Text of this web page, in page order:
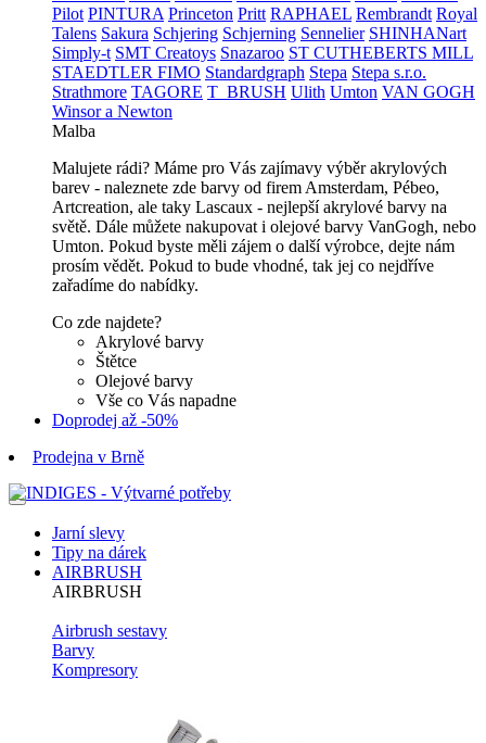
Pilot PINTURA Princeton Pritt RAPHAEL Rembrandt Royal
Talens Sakura Schjering Schjerning Sennelier SHINHANart
Simply-t SMT Creatoys Snazaroo ST CUTHEBERTS MILL
STAEDTLER FIMO Standardgraph Stepa Stepa s.r.o.
Strathmore TAGORE T_BRUSH Ulith Umton VAN GOGH
Winsor a Newton
Malba
Malujete rádi? Máme pro Vás zajímavy výběr akrylových
barev - naleznete zde barvy od firem Amsterdam, Pébeo,
Artcreation, ale taky Lascaux - nejlepší akrylové barvy na
světě. Dále můžete nakupovat i olejové barvy VanGogh, nebo
Umton. Pokud byste měli zájem o další výrobce, dejte nám
prosím vědět. Pokud to bude vhodné, tak jej co nejdříve
zařadíme do nabídky.
Co zde najdete?
Akrylové barvy
Štětce
Olejové barvy
Vše co Vás napadne
Doprodej až -50%
Prodejna v Brně
Jarní slevy
Tipy na dárek
AIRBRUSH
AIRBRUSH
Airbrush sestavy
Barvy
Kompresory